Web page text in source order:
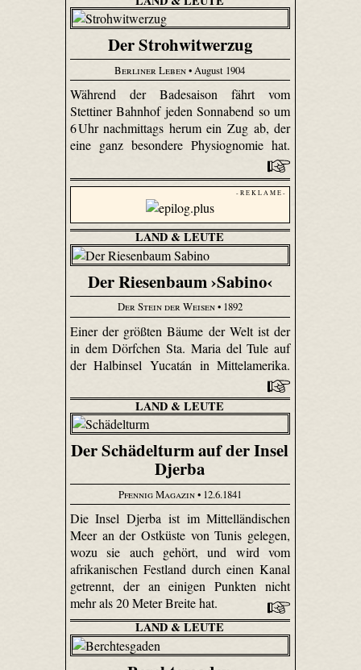
Der Strohwitwerzug
Berliner Leben• August 1904
Während der Badesaison fährt vom
Stettiner Bahnhof jeden Sonnabend so um
6 Uhr nachmittags herum ein Zug ab, der
eine ganz besondere Physiognomie hat.
- R E K L A M E -
LAND & LEUTE
Der Riesenbaum ›Sabino‹
Der Stein der Weisen• 1892
Einer der größten Bäume der Welt ist der
in dem Dörfchen Sta. Maria del Tule auf
der Halbinsel Yucatán in Mittelamerika.
LAND & LEUTE
Der Schädelturm auf der Insel
Djerba
Pfennig Magazin• 12.6.1841
Die Insel Djerba ist im Mittelländischen
Meer an der Ostküste von Tunis gelegen,
wozu sie auch gehört, und wird vom
afrikanischen Festland durch einen Kanal
getrennt, der an einigen Punkten nicht
mehr als 20 Meter Breite hat.
LAND & LEUTE